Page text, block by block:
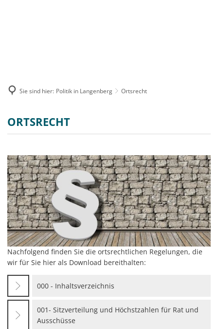
Sie sind hier: Politik in Langenberg Ortsrecht
Ortsrecht
ORTSRECHT
Nachfolgend finden Sie die ortsrechtlichen Regelungen, die
wir für Sie hier als Download bereithalten:
000 - Inhaltsverzeichnis
001- Sitzverteilung und Höchstzahlen für Rat und
Ausschüsse